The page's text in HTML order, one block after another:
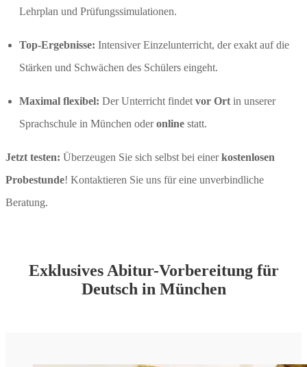
Lehrplan und Prüfungssimulationen.
Top-Ergebnisse: Intensiver Einzelunterricht, der exakt auf die
Stärken und Schwächen des Schülers eingeht.
Maximal flexibel: Der Unterricht findet vor Ort in unserer
Sprachschule in München oderonline statt.
Jetzt testen: Überzeugen Sie sich selbst bei einerkostenlosen
Probestunde! Kontaktieren Sie uns für eine unverbindliche
Beratung.
Exklusives Abitur-Vorbereitung für
Deutsch in München